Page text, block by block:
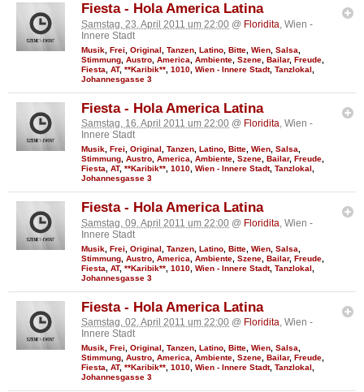
Fiesta - Hola America Latina
Samstag, 23. April 2011 um 22:00 @ Floridita , Wien -
Innere Stadt
Musik Frei Original Tanzen Latino Bitte Wien Salsa
Stimmung Austro America Ambiente Szene Bailar, Freude
Fiesta
AT, **Karibik** 1010 Wien - Innere Stadt, Tanzlokal
Johannesgasse 3
Fiesta - Hola America Latina
Samstag, 16. April 2011 um 22:00 @ Floridita, Wien -
Innere Stadt
Musik Frei Original Tanzen Latino Bitte Wien Salsa
Stimmung Austro America Ambiente Szene Bailar, Freude
Fiesta
AT, **Karibik** 1010 Wien - Innere Stadt, Tanzlokal
Johannesgasse 3
Fiesta - Hola America Latina
Samstag, 09. April 2011 um 22:00 @ Floridita , Wien -
Innere Stadt
Musik Frei Original Tanzen Latino Bitte Wien Salsa
Stimmung Austro America Ambiente Szene Bailar, Freude
Fiesta
AT, **Karibik** 1010 Wien - Innere Stadt, Tanzlokal
Johannesgasse 3
Fiesta - Hola America Latina
Samstag, 02. April 2011 um 22:00 @ Floridita, Wien -
Innere Stadt
Musik Frei Original Tanzen Latino Bitte Wien Salsa
Stimmung Austro America Ambiente Szene Bailar, Freude
Fiesta
AT, **Karibik** 1010 Wien - Innere Stadt, Tanzlokal
Johannesgasse 3